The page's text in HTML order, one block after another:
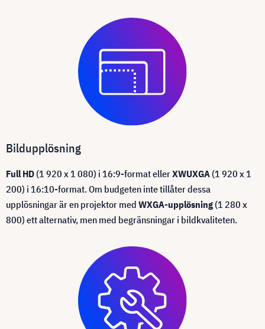
Bildupplösning
Full HD(1 920 x 1 080) i 16:9-format ellerXWUXGA(1 920 x 1
200) i 16:10-format. Om budgeten inte tillåter dessa
upplösningar är en projektor med WXGA-upplösning(1 280 x
800) ett alternativ, men med begränsningar i bildkvaliteten.